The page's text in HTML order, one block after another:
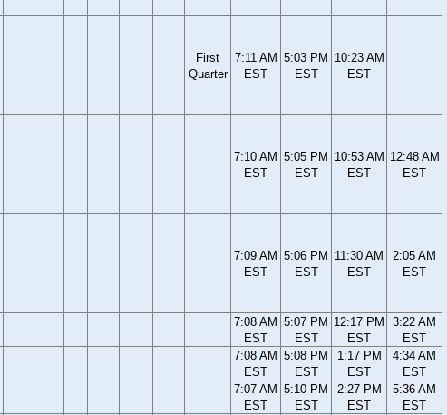
First
Quarter
7:11 AM
EST
5:03 PM
EST
10:23 AM
EST
7:10 AM
EST
5:05 PM
EST
10:53 AM
EST
12:48 AM
EST
7:09 AM
EST
5:06 PM
EST
11:30 AM
EST
2:05 AM
EST
7:08 AM
EST
5:07 PM
EST
12:17 PM
EST
3:22 AM
EST
7:08 AM
EST
5:08 PM
EST
1:17 PM
EST
4:34 AM
EST
7:07 AM
EST
5:10 PM
EST
2:27 PM
EST
5:36 AM
EST